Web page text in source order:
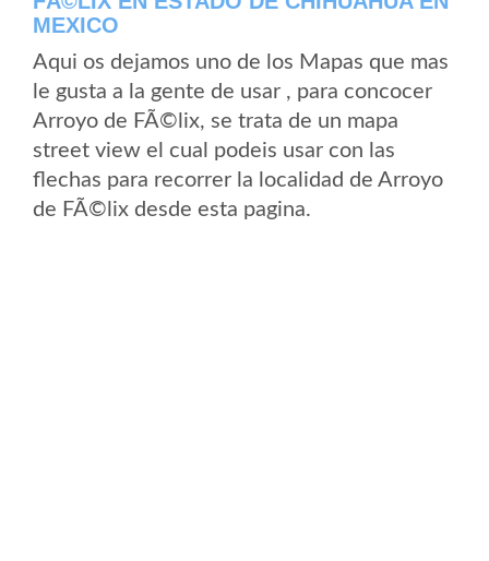
MEXICO
Aqui os dejamos uno de los Mapas que mas
le gusta a la gente de usar , para concocer
Arroyo de FÃ©lix, se trata de un mapa
street view el cual podeis usar con las
flechas para recorrer la localidad de Arroyo
de FÃ©lix desde esta pagina.